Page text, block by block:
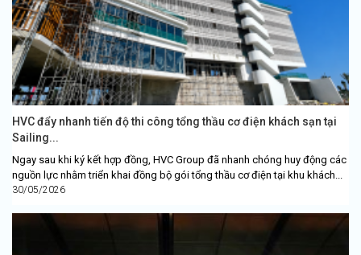
HVC đẩy nhanh tiến độ thi công tổng thầu cơ điện khách sạn tại
Sailing...
Ngay sau khi ký kết hợp đồng, HVC Group đã nhanh chóng huy động các
nguồn lực nhằm triển khai đồng bộ gói tổng thầu cơ điện tại khu khách...
30/05/2026